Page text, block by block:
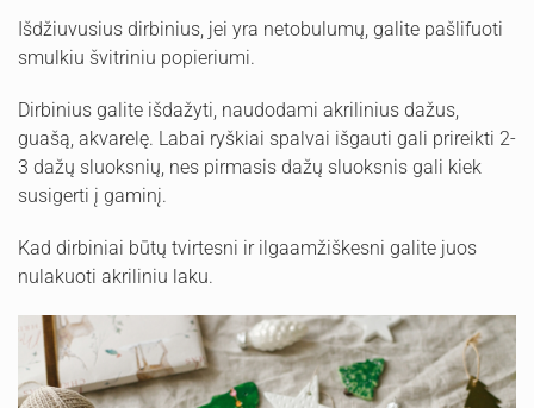
Išdžiuvusius dirbinius, jei yra netobulumų, galite pašlifuoti
smulkiu švitriniu popieriumi.
Dirbinius galite išdažyti, naudodami akrilinius dažus,
guašą, akvarelę. Labai ryškiai spalvai išgauti gali prireikti 2-
3 dažų sluoksnių, nes pirmasis dažų sluoksnis gali kiek
susigerti į gaminį.
Kad dirbiniai būtų tvirtesni ir ilgaamžiškesni galite juos
nulakuoti akriliniu laku.